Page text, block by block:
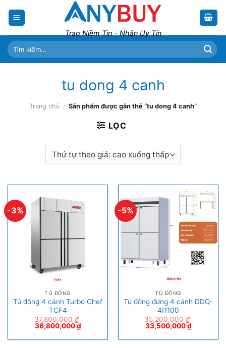
Trao Niềm Tin - Nhận Uy Tín
Tìm
kiếm:
tu dong 4 canh
Trang chủ / Sản phẩm được gắn thẻ “tu dong 4 canh”
LỌC
-3%
TỦ ĐÔNG
Tủ đông 4 cánh Turbo Chef
TCF4
37,800,000₫
36,800,000₫
-5%
TỦ ĐÔNG
Tủ đông đứng 4 cánh DDQ-
4I1100
35,200,000₫
33,500,000₫